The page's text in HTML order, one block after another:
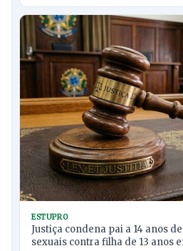
ESTUPRO
Justiça condena pai a 14 anos
sexuais contra filha de 13 anos